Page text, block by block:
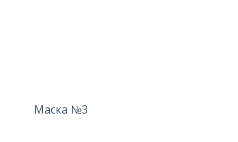
Маска №3